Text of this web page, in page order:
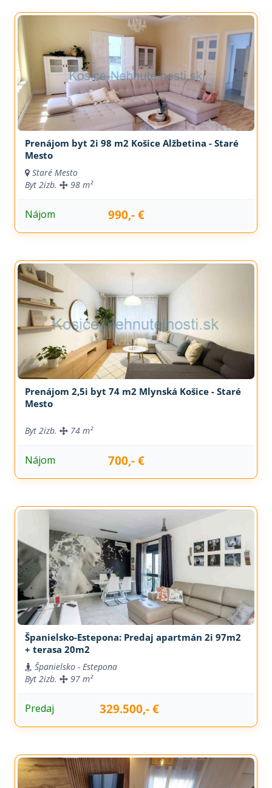
Prenájom byt 2i 98 m2 Košice Alžbetina - Staré
Mesto
Staré Mesto
Byt 2izb. 98 m²
Nájom 990,- €
Prenájom 2,5i byt 74 m2 Mlynská Košice - Staré
Mesto
Byt 2izb. 74 m²
Nájom 700,- €
Španielsko-Estepona: Predaj apartmán 2i 97m2
+ terasa 20m2
Španielsko - Estepona
Byt 2izb. 97 m²
Predaj 329.500,- €